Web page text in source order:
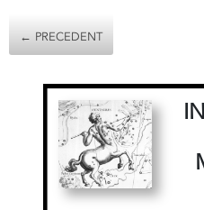
← PRECEDENT